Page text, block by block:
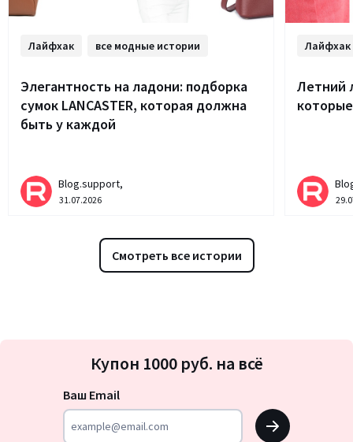
Лайфхак все модные истории
Элегантность на ладони: подборка
сумок LANCASTER, которая должна
быть у каждой
Blog.support,
31.07.2026
Лайфхак
Летний
Смотреть все истории
на
Купон 1000 руб. на всё
Ваш Email
OK